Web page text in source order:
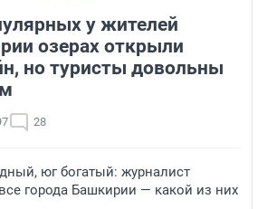
у жителей
озерах открыли
но туристы довольны
28
юг богатый: журналист
города Башкирии — какой из них